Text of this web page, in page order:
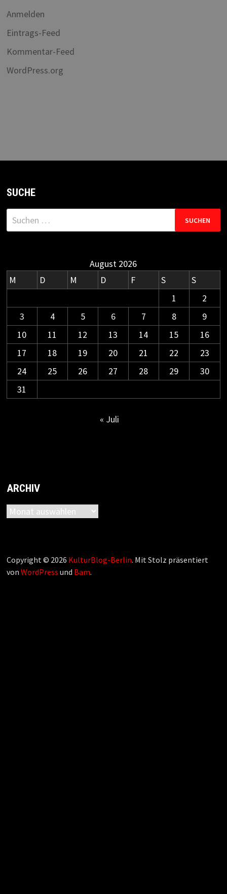
Anmelden
Eintrags-Feed
Kommentar-Feed
WordPress.org
SUCHE
Suchen
nach:
August 2026
M
D M D F S
S
1
2
3
4 5 6 7 8
9
10
11 12 13 14 15
16
17
18 19 20 21 22
23
24
25 26 27 28 29
30
31
« Juli
ARCHIV
Archiv
Copyright © 2026 KulturBlog-Berlin. Mit Stolz präsentiert
von WordPress und Bam.